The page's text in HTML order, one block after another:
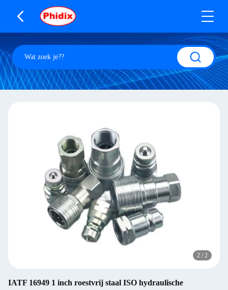
2 / 2
IATF 16949 1 inch roestvrij staal ISO hydraulische